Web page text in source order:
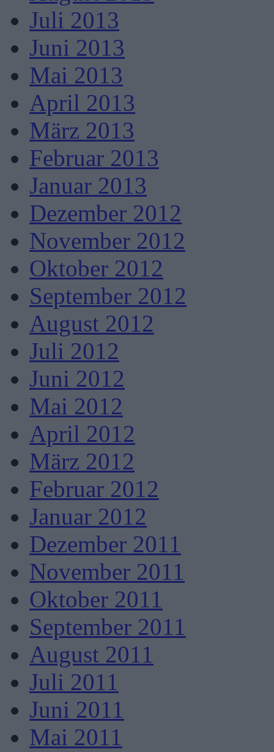
Juli 2013
Juni 2013
Mai 2013
April 2013
März 2013
Februar 2013
Januar 2013
Dezember 2012
November 2012
Oktober 2012
September 2012
August 2012
Juli 2012
Juni 2012
Mai 2012
April 2012
März 2012
Februar 2012
Januar 2012
Dezember 2011
November 2011
Oktober 2011
September 2011
August 2011
Juli 2011
Juni 2011
Mai 2011